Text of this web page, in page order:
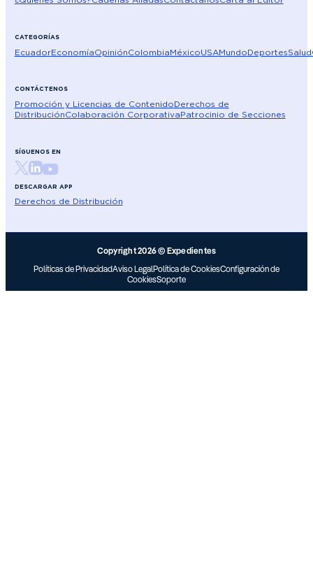
CATEGORÍAS
EcuadorEconomíaOpiniónColombiaMéxicoUSAMundoDeportesSalud
CONTÁCTENOS
Promoción y Licencias de ContenidoDerechos de
DistribuciónColaboración CorporativaPatrocinio de Secciones
SÍGUENOS EN
DESCARGAR APP
Derechos de Distribución
Copyright 2026 © Expedientes
Políticas de PrivacidadAviso LegalPolítica de CookiesConfiguración de
CookiesSoporte